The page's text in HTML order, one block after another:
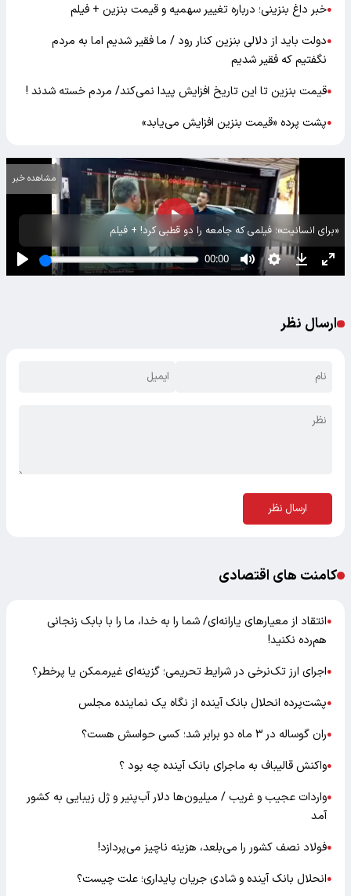
●خبر داغ بنزینی؛ درباره تغییر سهمیه و قیمت بنزین + فیلم
●دولت باید از دلالی بنزین کنار رود / ما فقیر شدیم اما به مردم
نگفتیم که فقیر شدیم
●قیمت بنزین تا این تاریخ افزایش پیدا نمی‌کند/ مردم خسته شدند !
●پشت پرده «قیمت بنزین افزایش می‌یابد»
«برای انسانیت»؛ فیلمی که جامعه را دو قطبی کرد! + فیلم
مشاهده خبر
ارسال نظر
ارسال نظر
کامنت های اقتصادی
●انتقاد از معیارهای یارانه‌ای/ شما را به خدا، ما را با بابک زنجانی
هم‌رده نکنید!
●اجرای ارز تک‌نرخی در شرایط تحریمی؛ گزینه‌ای غیرممکن یا پرخطر؟
●پشت‌پرده انحلال بانک آینده از نگاه یک نماینده مجلس
●ران گوساله در ۳ ماه دو برابر شد؛ کسی حواسش هست؟
●واکنش قالیباف به ماجرای بانک آینده چه بود ؟
●واردات عجیب و غریب / میلیون‌ها دلار آب‌پنیر و ژل زیبایی به کشور
آمد
●فولاد نصف کشور را می‌بلعد، هزینه ناچیز می‌پردازد!
●انحلال بانک آینده و شادی جریان پایداری؛ علت چیست؟